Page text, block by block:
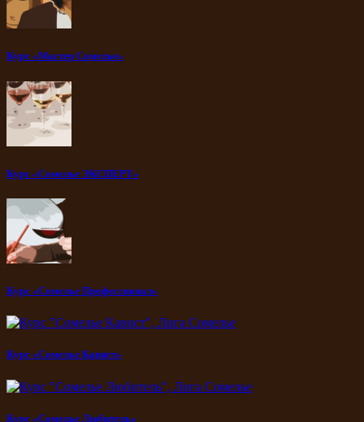
Курс «Мастер Сомелье»
Курс «Сомелье ЭКСПЕРТ»
Курс «Сомелье Профессионал»
Курс «Сомелье Кавист»
Курс «Сомелье Любитель»